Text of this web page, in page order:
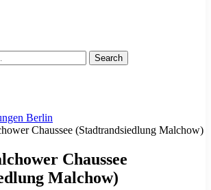
Search
Berlin
Chaussee (Stadtrandsiedlung Malchow)
Chaussee
Malchow)